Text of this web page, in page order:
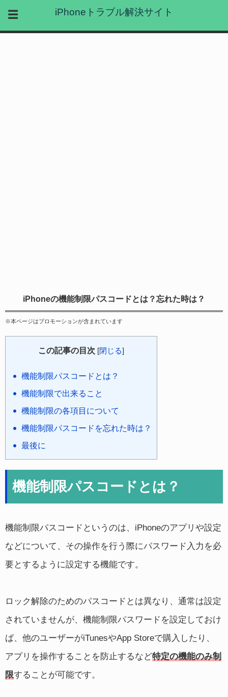
iPhoneトラブル解決サイト
iPhoneの機能制限パスコードとは？忘れた時は？
※本ページはプロモーションが含まれています
この記事の目次 [閉じる]
機能制限パスコードとは？
機能制限で出来ること
機能制限の各項目について
機能制限パスコードを忘れた時は？
最後に
機能制限パスコードとは？
機能制限パスコードというのは、iPhoneのアプリや設定
などについて、その操作を行う際にパスワード入力を必
要とするように設定する機能です。
ロック解除のためのパスコードとは異なり、通常は設定
されていませんが、機能制限パスワードを設定しておけ
ば、他のユーザーがiTunesやApp Storeで購入したり、
アプリを操作することを防止するなど特定の機能のみ制
限することが可能です。